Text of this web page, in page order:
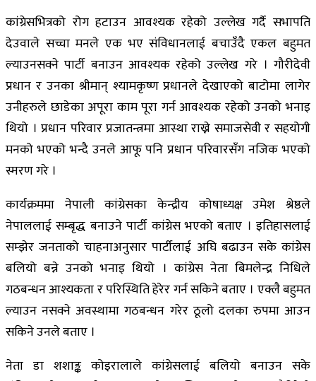
कांग्रेसभित्रको रोग हटाउन आवश्यक रहेको उल्लेख गर्दै सभापति
देउवाले सच्चा मनले एक भए संविधानलाई बचाउँदै एकल बहुमत
ल्याउनसक्ने पार्टी बनाउन आवश्यक रहेको उल्लेख गरे । गौरीदेवी
प्रधान र उनका श्रीमान् श्यामकृष्ण प्रधानले देखाएको बाटोमा लागेर
उनीहरुले छाडेका अपूरा काम पूरा गर्न आवश्यक रहेको उनको भनाइ
थियो । प्रधान परिवार प्रजातन्त्रमा आस्था राख्ने समाजसेवी र सहयोगी
मनको भएको भन्दै उनले आफू पनि प्रधान परिवारसँग नजिक भएको
स्मरण गरे ।
कार्यक्रममा नेपाली कांग्रेसका केन्द्रीय कोषाध्यक्ष उमेश श्रेष्ठले
नेपाललाई सम्बृद्ध बनाउने पार्टी कांग्रेस भएको बताए । इतिहासलाई
सम्झेर जनताको चाहनाअनुसार पार्टीलाई अघि बढाउन सके कांग्रेस
बलियो बन्ने उनको भनाइ थियो । कांग्रेस नेता बिमलेन्द्र निधिले
गठबन्धन आश्यकता र परिस्थिति हेरेर गर्न सकिने बताए । एक्लै बहुमत
ल्याउन नसक्ने अवस्थामा गठबन्धन गरेर ठूलो दलका रुपमा आउन
सकिने उनले बताए ।
नेता डा शशाङ्क कोइरालाले कांग्रेसलाई बलियो बनाउन सके